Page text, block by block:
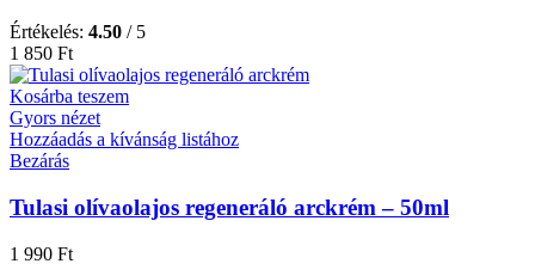
Értékelés: 4.50 / 5
1 850 Ft
Kosárba teszem
Gyors nézet
Hozzáadás a kívánság listához
Bezárás
Tulasi olívaolajos regeneráló arckrém – 50ml
1 990 Ft